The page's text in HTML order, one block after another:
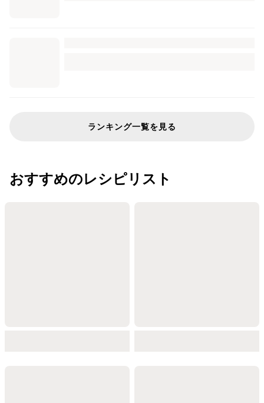
ランキング一覧を見る
おすすめのレシピリスト